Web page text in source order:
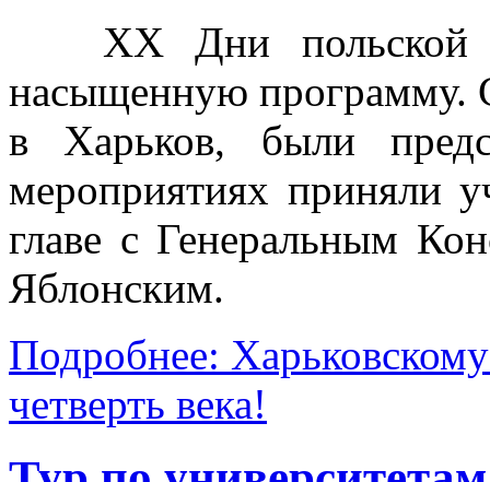
ХХ Дни польской
насыщенную программу.
в Харьков, были
мероприятиях приняли
главе с Генеральным
Яблонским.
Подробнее:
четверть века!